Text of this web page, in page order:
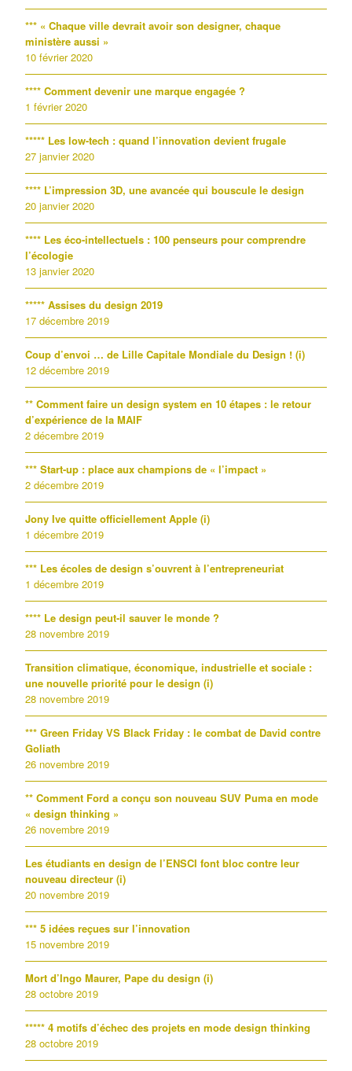
*** « Chaque ville devrait avoir son designer, chaque
ministère aussi »
10 février 2020
**** Comment devenir une marque engagée ?
1 février 2020
***** Les low-tech : quand l’innovation devient frugale
27 janvier 2020
**** L’impression 3D, une avancée qui bouscule le design
20 janvier 2020
**** Les éco-intellectuels : 100 penseurs pour comprendre
l’écologie
13 janvier 2020
***** Assises du design 2019
17 décembre 2019
Coup d’envoi … de Lille Capitale Mondiale du Design ! (i)
12 décembre 2019
** Comment faire un design system en 10 étapes : le retour
d’expérience de la MAIF
2 décembre 2019
*** Start-up : place aux champions de « l’impact »
2 décembre 2019
Jony Ive quitte officiellement Apple (i)
1 décembre 2019
*** Les écoles de design s’ouvrent à l’entrepreneuriat
1 décembre 2019
**** Le design peut-il sauver le monde ?
28 novembre 2019
Transition climatique, économique, industrielle et sociale :
une nouvelle priorité pour le design (i)
28 novembre 2019
*** Green Friday VS Black Friday : le combat de David contre
Goliath
26 novembre 2019
** Comment Ford a conçu son nouveau SUV Puma en mode
« design thinking »
26 novembre 2019
Les étudiants en design de l’ENSCI font bloc contre leur
nouveau directeur (i)
20 novembre 2019
*** 5 idées reçues sur l’innovation
15 novembre 2019
Mort d’Ingo Maurer, Pape du design (i)
28 octobre 2019
***** 4 motifs d’échec des projets en mode design thinking
28 octobre 2019